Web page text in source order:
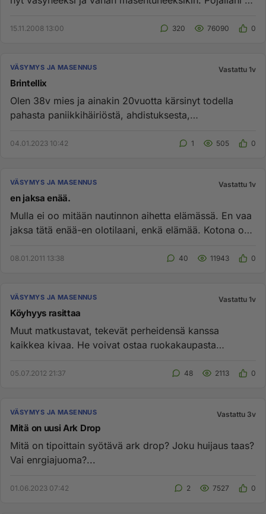
15.11.2008 13:00 320 76090 0
VÄSYMYS JA MASENNUS Vastattu 1v
Brintellix
Olen 38v mies ja ainakin 20vuotta kärsinyt todella
pahasta paniikkihäiriöstä, ahdistuksesta,
04.01.2023 10:42 1 505 0
VÄSYMYS JA MASENNUS Vastattu 1v
en jaksa enää.
Mulla ei oo mitään nautinnon aihetta elämässä. En vaa
jaksa tätä enää-en olotilaani, enkä elämää. Kotona on
08.01.2011 13:38 40 11943 0
VÄSYMYS JA MASENNUS Vastattu 1v
Köyhyys rasittaa
Muut matkustavat, tekevät perheidensä kanssa
kaikkea kivaa. He voivat ostaa ruokakaupasta
05.07.2012 21:37 48 2113 0
VÄSYMYS JA MASENNUS Vastattu 3v
Mitä on uusi Ark Drop
Mitä on tipoittain syötävä ark drop? Joku huijaus taas?
Vai enrgiajuoma?...
01.06.2023 07:42 2 7527 0